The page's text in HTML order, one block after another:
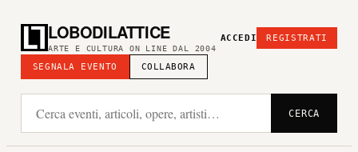
LOBODILATTICE
ARTE E CULTURA ON LINE DAL 2004
SEGNALA EVENTO COLLABORA
ACCEDI REGISTRATI
CERCA